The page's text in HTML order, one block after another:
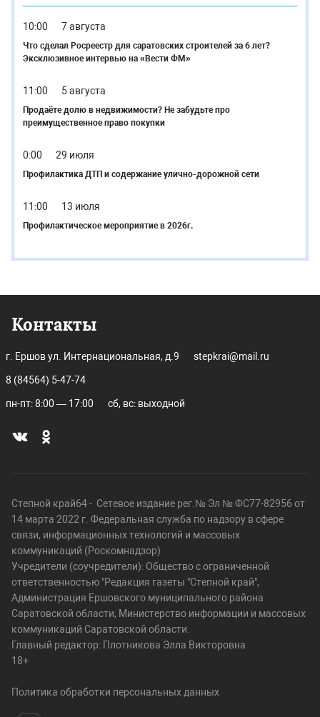
10:00 7 августа
Что сделал Росреестр для саратовских строителей за 6 лет?
Эксклюзивное интервью на «Вести ФМ»
11:00 5 августа
Продаёте долю в недвижимости? Не забудьте про
преимущественное право покупки
0:00 29 июля
Профилактика ДТП и содержание улично-дорожной сети
11:00 13 июля
Профилактическое мероприятие в 2026г.
Контакты
г. Ершов ул. Интернациональная, д.9 stepkrai@mail.ru
8 (84564) 5-47-74
пн-пт: 8:00 — 17:00 сб, вс: выходной
Степной край64 - Сетевое издание рег.№ Эл № ФС77-82956 от
14 марта 2022 г. Федеральная служба по надзору в сфере
связи, информационных технологий и массовых
коммуникаций (Роскомнадзор)
Учредители (соучредители): Общество с ограниченной
ответственностью "Редакция газеты "Степной край",
Администрация Ершовского муниципального района
Саратовской области, Министерство информации и массовых
коммуникаций Саратовской области.
Главный редактор: Плотникова Элла Викторовна
18+
Политика обработки персональных данных